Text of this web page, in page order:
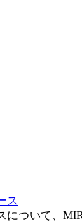
ス
について、